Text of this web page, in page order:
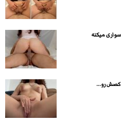
میکنه
کصش رو...